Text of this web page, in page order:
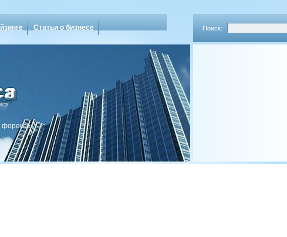
Статьи о бизнесе
Поиск:
форексе